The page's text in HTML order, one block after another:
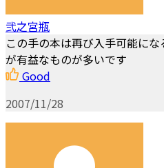
弐之宮瓶
この手の本は再び入手可能に
が有益なものが多いです
Good
2007/11/28